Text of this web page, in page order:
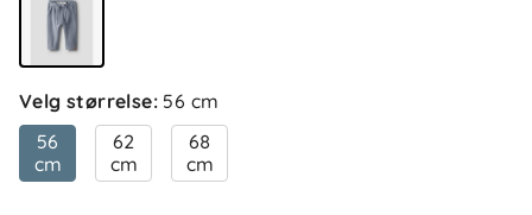
Velg størrelse: 56 cm
56
cm
62
cm
68
cm